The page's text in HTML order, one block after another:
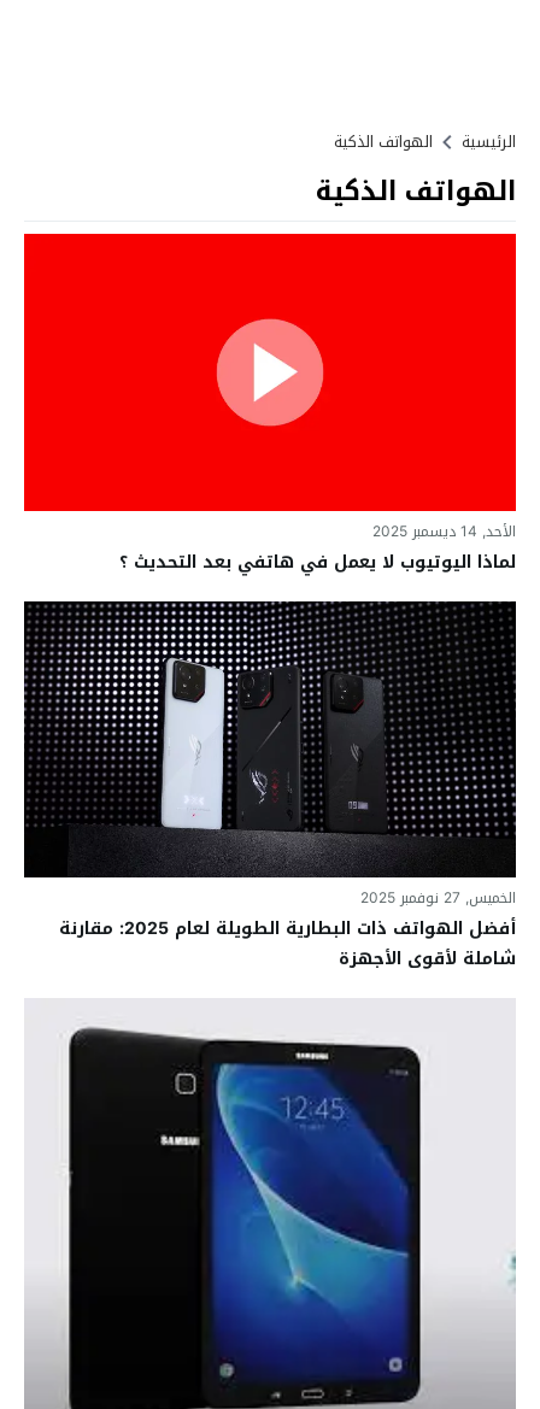
الرئيسية الهواتف الذكية
الهواتف الذكية
الأحد, 14 ديسمبر 2025
لماذا اليوتيوب لا يعمل في هاتفي بعد التحديث ؟
الخميس, 27 نوفمبر 2025
أفضل الهواتف ذات البطارية الطويلة لعام 2025: مقارنة
شاملة لأقوى الأجهزة